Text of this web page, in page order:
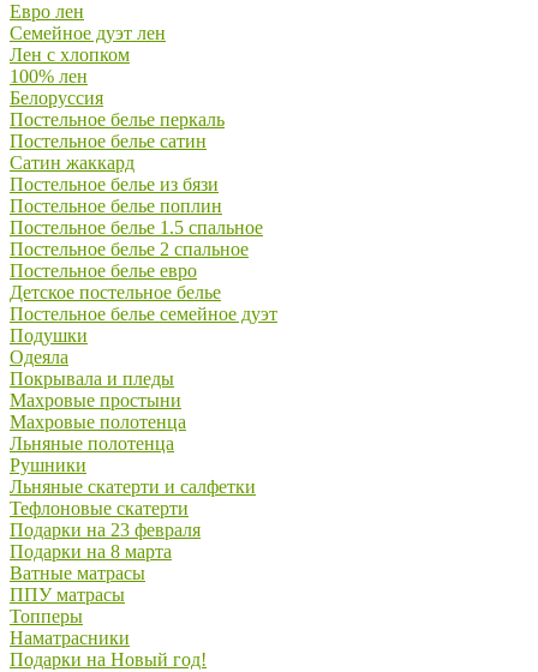
Евро лен
Семейное дуэт лен
Лен с хлопком
100% лен
Белоруссия
Постельное белье перкаль
Постельное белье сатин
Сатин жаккард
Постельное белье из бязи
Постельное белье поплин
Постельное белье 1.5 спальное
Постельное белье 2 спальное
Постельное белье евро
Детское постельное белье
Постельное белье семейное дуэт
Подушки
Одеяла
Покрывала и пледы
Махровые простыни
Махровые полотенца
Льняные полотенца
Рушники
Льняные скатерти и салфетки
Тефлоновые скатерти
Подарки на 23 февраля
Подарки на 8 марта
Ватные матрасы
ППУ матрасы
Топперы
Наматрасники
Подарки на Новый год!